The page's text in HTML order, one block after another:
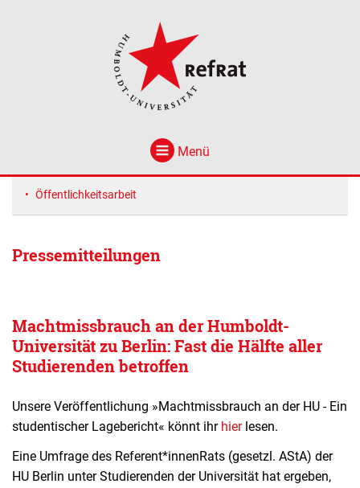
Menü
Öffentlichkeitsarbeit
Pressemitteilungen
Machtmissbrauch an der Humboldt-
Universität zu Berlin: Fast die Hälfte aller
Studierenden betroffen
Unsere Veröffentlichung »Machtmissbrauch an der HU - Ein
studentischer Lagebericht« könnt ihr hierlesen.
Eine Umfrage des Referent*innenRats (gesetzl. AStA) der
HU Berlin unter Studierenden der Universität hat ergeben,